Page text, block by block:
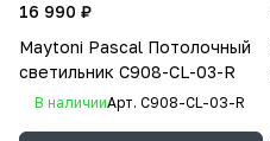
16 990 ₽
Maytoni Pascal Потолочный
светильник C908-CL-03-R
В наличииАрт. C908-CL-03-R